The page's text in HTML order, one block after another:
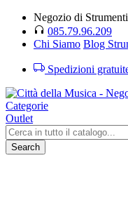
Negozio di
085.79.96.209
Chi Siamo Blog
Spedizioni
Categorie
Outlet
Search